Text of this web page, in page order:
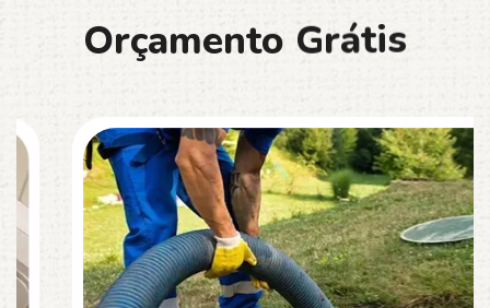
Orçamento Grátis